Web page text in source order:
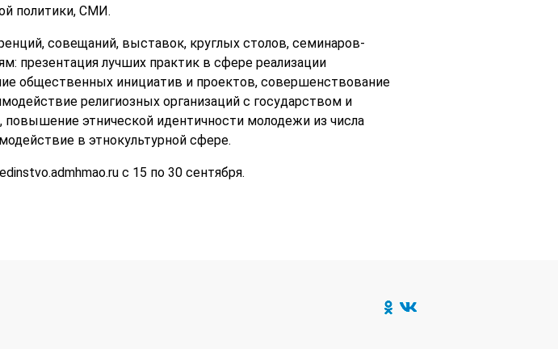
политики, СМИ.
совещаний, выставок, круглых столов, семинаров-
презентация лучших практик в сфере реализации
общественных инициатив и проектов, совершенствование
религиозных организаций с государством и
этнической идентичности молодежи из числа
в этнокультурной сфере.
с 15 по 30 сентября.